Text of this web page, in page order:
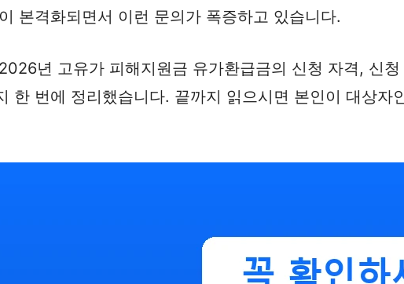
본격화되면서 이런 문의가 폭증하고 있습니다.
년 고유가 피해지원금 유가환급금의 신청 자격, 신
한 번에 정리했습니다. 끝까지 읽으시면 본인이 대상